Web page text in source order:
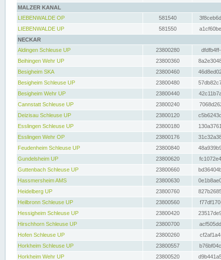
MALZER KANAL
LIEBENWALDE OP
581540
LIEBENWALDE UP
581550
NECKAR
Aldingen Schleuse UP
23800280
Beihingen Wehr UP
23800360
Besigheim SKA
23800460
Besigheim Schleuse UP
23800480
Besigheim Wehr UP
23800440
Cannstatt Schleuse UP
23800240
Deizisau Schleuse UP
23800120
Esslingen Schleuse UP
23800180
Esslingen Wehr OP
23800176
Feudenheim Schleuse UP
23800840
Gundelsheim UP
23800620
Guttenbach Schleuse UP
23800660
Hassmersheim AMS
23800630
Heidelberg UP
23800760
Heilbronn Schleuse UP
23800560
Hessigheim Schleuse UP
23800420
Hirschhorn Schleuse UP
23800700
Hofen Schleuse UP
23800260
Horkheim Schleuse UP
23800557
Horkheim Wehr UP
23800520